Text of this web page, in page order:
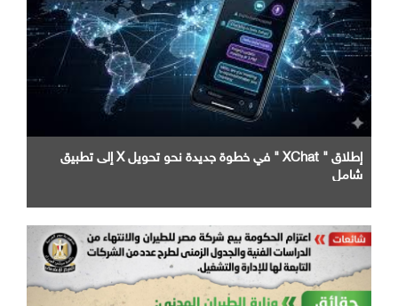
إطلاق " XChat " في خطوة جديدة نحو تحويل X إلى تطبيق
شامل